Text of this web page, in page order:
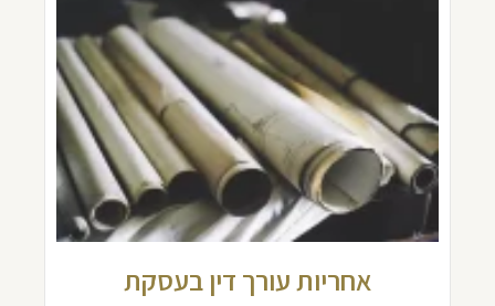
אחריות עורך דין בעסקת